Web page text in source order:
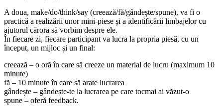
A doua, make/do/think/say (creează/fă/gândește/spune), va fi o
practică a realizării unor mini-piese și a identificării limbajelor cu
ajutorul cărora să vorbim despre ele.
În fiecare zi, fiecare participant va lucra la propria piesă, cu un
început, un mijloc și un final:
creează – o oră în care să creeze un material de lucru (maximum 10
minute)
fă – 10 minute în care să arate lucrarea
gândește – gândește-te la lucrarea pe care tocmai ai văzut-o
spune – oferă feedback.